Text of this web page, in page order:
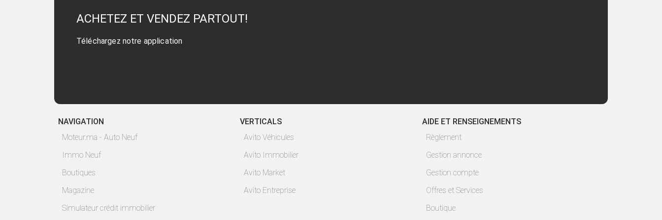
ACHETEZ ET VENDEZ PARTOUT!
Téléchargez notre application
NAVIGATION
Moteur.ma - Auto Neuf
Immo Neuf
Boutiques
Magazine
Simulateur crédit immobilier
VERTICALS
Avito Véhicules
Avito Immobilier
Avito Market
Avito Entreprise
AIDE ET RENSEIGNEMENTS
Règlement
Gestion annonce
Gestion compte
Offres et Services
Boutique